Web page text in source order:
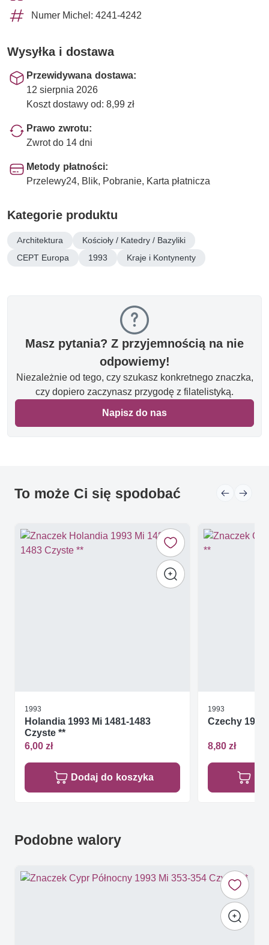
Numer Michel: 4241-4242
Wysyłka i dostawa
Przewidywana dostawa:
12 sierpnia 2026
Koszt dostawy od: 8,99 zł
Prawo zwrotu:
Zwrot do 14 dni
Metody płatności:
Przelewy24, Blik, Pobranie, Karta płatnicza
Kategorie produktu
Architektura
Kościoły / Katedry / Bazyliki
CEPT Europa
1993 Kraje i Kontynenty
Masz pytania? Z przyjemnością na nie
odpowiemy!
Niezależnie od tego, czy szukasz konkretnego znaczka,
czy dopiero zaczynasz przygodę z filatelistyką.
Napisz do nas
To może Ci się spodobać
1993
Holandia 1993 Mi 1481-1483
Czyste **
6,00 zł
Dodaj do koszyka
1993
Czechy 1993
8,80 zł
Podobne walory